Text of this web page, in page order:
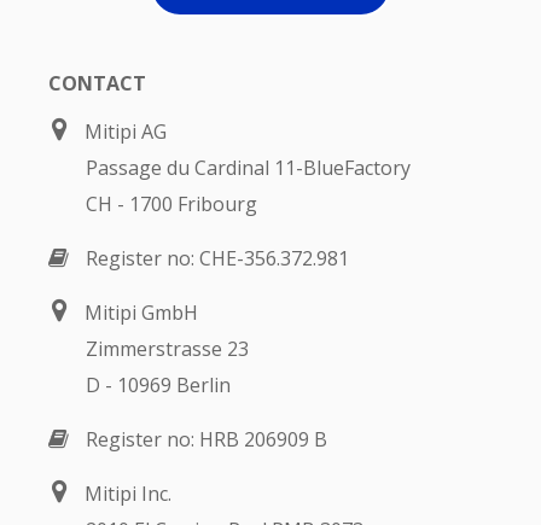
CONTACT
Mitipi AG
Passage du Cardinal 11-BlueFactory
CH - 1700 Fribourg
Register no: CHE-356.372.981
Mitipi GmbH
Zimmerstrasse 23
D - 10969 Berlin
Register no: HRB 206909 B
Mitipi Inc.